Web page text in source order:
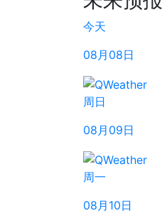
今天
08月08日
周日
08月09日
周一
08月10日